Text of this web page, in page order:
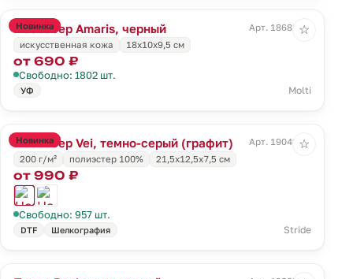
Новинка
Несессер Amaris, черный
Арт. 18682.30
искусственная кожа
18x10x9,5 см
от 690 ₽
Свободно: 1802 шт.
УФ Molti
☆
Новинка
Несессер Vei, темно-серый (графит)
Арт. 19049.31
200 г/м²
полиэстер 100% 21,5x12,5x7,5 см
от 990 ₽
Свободно: 957 шт.
DTF Шелкография Stride
☆